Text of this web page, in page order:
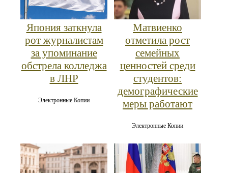
Япония заткнула
рот журналистам
за упоминание
обстрела колледжа
в ЛНР
Электронные Копии
Матвиенко
отметила рост
семейных
ценностей среди
студентов:
демографические
меры работают
Электронные Копии